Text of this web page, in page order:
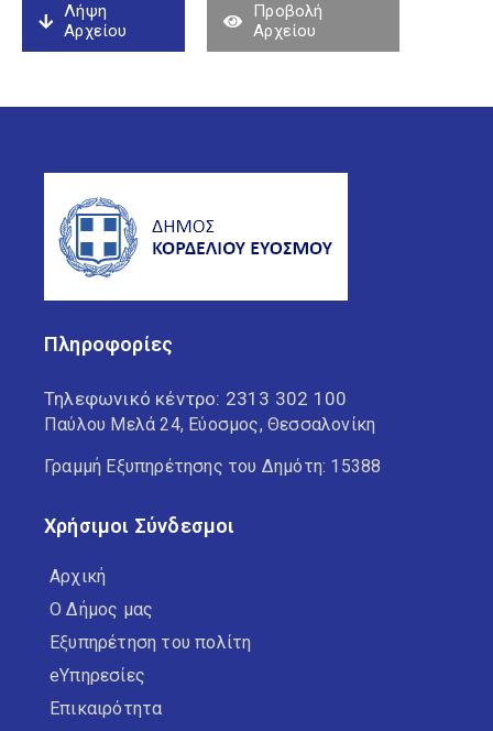
Λήψη
Αρχείου
Προβολή
Αρχείου
Πληροφορίες
Τηλεφωνικό κέντρο: 2313 302 100
Παύλου Μελά 24, Εύοσμος, Θεσσαλονίκη
Γραμμή Εξυπηρέτησης του Δημότη: 15388
Χρήσιμοι Σύνδεσμοι
Αρχική
Ο Δήμος μας
Εξυπηρέτηση του πολίτη
eΥπηρεσίες
Επικαιρότητα